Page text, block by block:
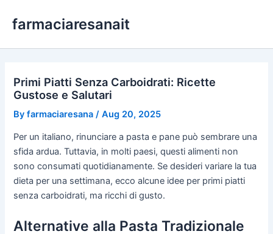
farmaciaresanait
Primi Piatti Senza Carboidrati: Ricette
Gustose e Salutari
Byfarmaciaresana /Aug 20, 2025
Per un italiano, rinunciare a pasta e pane può sembrare una
sfida ardua. Tuttavia, in molti paesi, questi alimenti non
sono consumati quotidianamente. Se desideri variare la tua
dieta per una settimana, ecco alcune idee per primi piatti
senza carboidrati, ma ricchi di gusto.
Alternative alla Pasta Tradizionale